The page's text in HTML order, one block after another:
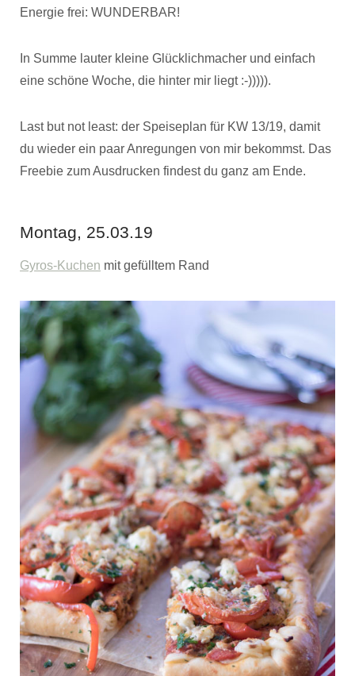
Energie frei: WUNDERBAR!
In Summe lauter kleine Glücklichmacher und einfach
eine schöne Woche, die hinter mir liegt :-))))).
Last but not least: der Speiseplan für KW 13/19, damit
du wieder ein paar Anregungen von mir bekommst. Das
Freebie zum Ausdrucken findest du ganz am Ende.
Montag, 25.03.19
Gyros-Kuchen mit gefülltem Rand